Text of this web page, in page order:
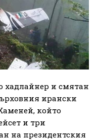
хадлайнер и смятан
ирански
който
и три
на президентския